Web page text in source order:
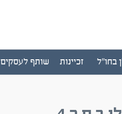
בחו"ל זכיינות שותף לעסקים